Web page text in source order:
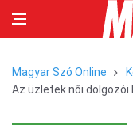
Magyar Szó Online
Az üzletek női dolgozói